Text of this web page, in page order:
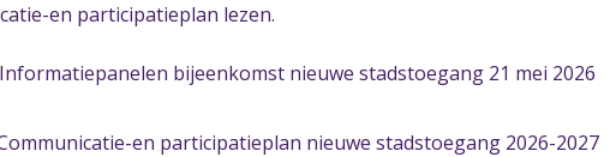
en participatieplan lezen.
Informatiepanelen bijeenkomst nieuwe stadstoegang 21 mei 2026
en participatieplan nieuwe stadstoegang 2026-2027